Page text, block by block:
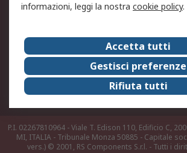
Chi Siamo
Chi Siamo
Supporto
ESG
Carriere
RS Group
Press Centre
P.I. 02267810964 - Viale T. Edison 110, Edificio C,
MI, ITALIA - Tribunale Monza 50885 - Capitale
vers.) © 2001, RS Components S.r.l. - Tutti i
informazioni, leggi la nostra cookie policy.
Accetta tutti
Gestisci preferenze
Rifiuta tutti